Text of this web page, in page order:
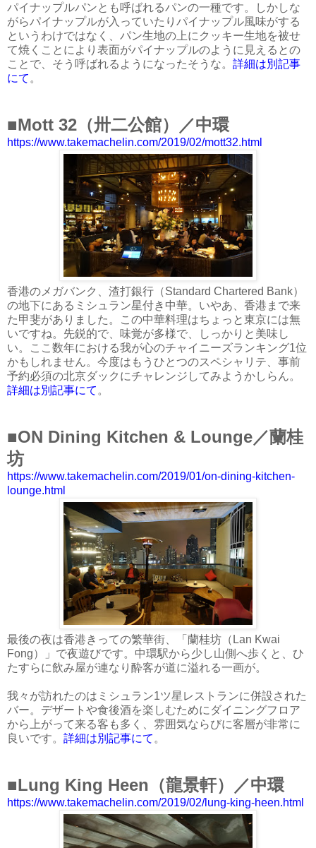
パイナップルパンとも呼ばれるパンの一種です。しかしな
がらパイナップルが入っていたりパイナップル風味がする
というわけではなく、パン生地の上にクッキー生地を被せ
て焼くことにより表面がパイナップルのように見えるとの
ことで、そう呼ばれるようになったそうな。 詳細は別記事
にて 。
■Mott 32（卅二公館）／中環
https://www.takemachelin.com/2019/02/mott32.html
香港のメガバンク、渣打銀行（Standard Chartered Bank）
の地下にあるミシュラン星付き中華。いやあ、香港まで来
た甲斐がありました。この中華料理はちょっと東京には無
いですね。先鋭的で、味覚が多様で、しっかりと美味し
い。ここ数年における我が心のチャイニーズランキング1位
かもしれません。今度はもうひとつのスペシャリテ、事前
予約必須の北京ダックにチャレンジしてみようかしらん。
詳細は別記事にて 。
■ON Dining Kitchen & Lounge／蘭桂
坊
https://www.takemachelin.com/2019/01/on-dining-kitchen-
lounge.html
最後の夜は香港きっての繁華街、「蘭桂坊（Lan Kwai
Fong）」で夜遊びです。中環駅から少し山側へ歩くと、ひ
たすらに飲み屋が連なり酔客が道に溢れる一画が。
我々が訪れたのはミシュラン1ツ星レストランに併設された
バー。デザートや食後酒を楽しむためにダイニングフロア
から上がって来る客も多く、雰囲気ならびに客層が非常に
良いです。 詳細は別記事にて 。
■Lung King Heen（龍景軒）／中環
https://www.takemachelin.com/2019/02/lung-king-heen.html